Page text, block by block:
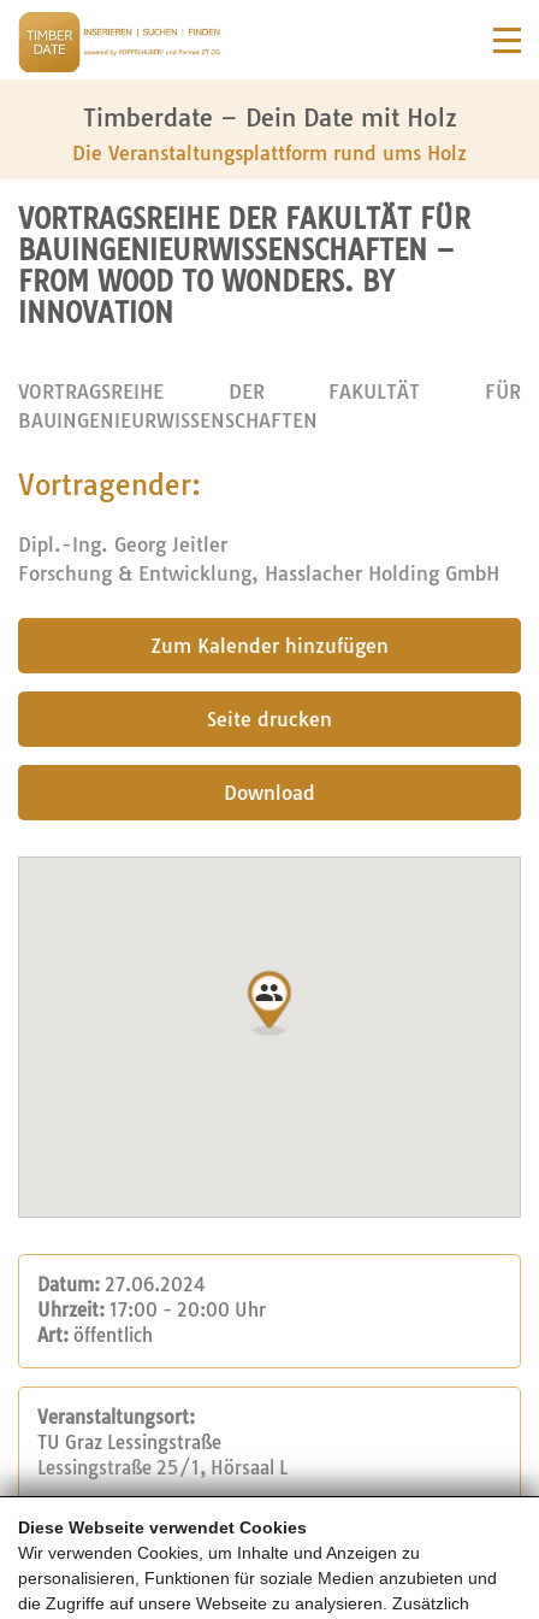
Diese Webseite verwendet Cookies
Wir verwenden Cookies, um Inhalte und Anzeigen zu
personalisieren, Funktionen für soziale Medien anzubieten und
die Zugriffe auf unsere Webseite zu analysieren. Zusätzlich
Timberdate – Dein Date mit Holz
Die Veranstaltungsplattform rund ums Holz
VORTRAGSREIHE DER FAKULTÄT FÜR
BAUINGENIEURWISSENSCHAFTEN –
FROM WOOD TO WONDERS. BY
INNOVATION
VORTRAGSREIHE DER FAKULTÄT FÜR
BAUINGENIEURWISSENSCHAFTEN
Vortragender:
Dipl.-Ing. Georg Jeitler
Forschung & Entwicklung, Hasslacher Holding GmbH
Seite drucken
Download
Datum: 27.06.2024
Uhrzeit: 17:00 - 20:00 Uhr
Art: öffentlich
Veranstaltungsort:
TU Graz Lessingstraße
Lessingstraße 25/1, Hörsaal L
Veranstalter:
TU Graz
Tel.: +43 316 873 0